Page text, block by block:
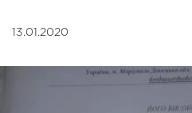
13.01.2020